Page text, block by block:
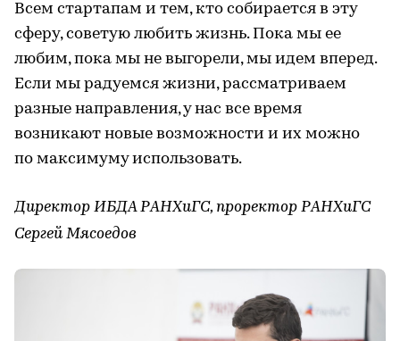
Всем стартапам и тем, кто собирается в эту
сферу, советую любить жизнь. Пока мы ее
любим, пока мы не выгорели, мы идем вперед.
Если мы радуемся жизни, рассматриваем
разные направления, у нас все время
возникают новые возможности и их можно
по максимуму использовать.
Директор ИБДА РАНХиГС, проректор РАНХиГС
Сергей Мясоедов